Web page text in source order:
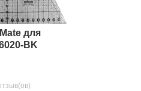
для
BK